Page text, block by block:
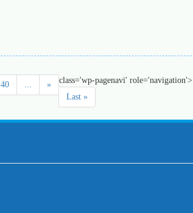
class='wp-pagenavi' role='navigation'>
40 ...
»
Last »